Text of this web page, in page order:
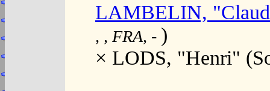
LAMBELIN,
, , FRA, - )
× LODS, "Henri"